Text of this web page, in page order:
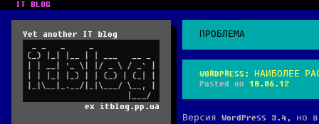
IT BLOG
Yet another IT blog
ex itblog.pp.ua
ПРОБЛЕМА
WORDPRESS:
Posted on 18.06.12
Версия WordPress 3.4, но